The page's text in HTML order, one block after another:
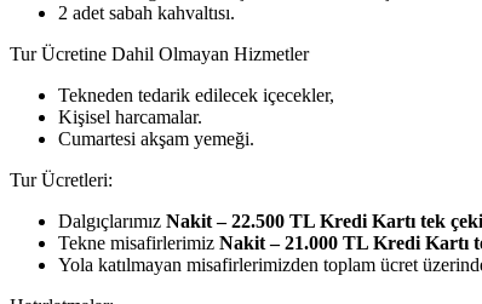
2 adet sabah kahvaltısı.
Tur Ücretine Dahil Olmayan Hizmetler
Tekneden tedarik edilecek içecekler,
Kişisel harcamalar.
Cumartesi akşam yemeği.
Tur Ücretleri:
Dalgıçlarımız Nakit – 22.500 TL Kredi Kartı tek
Tekne misafirlerimiz Nakit – 21.000 TL Kredi Kartı
Yola katılmayan misafirlerimizden toplam ücret